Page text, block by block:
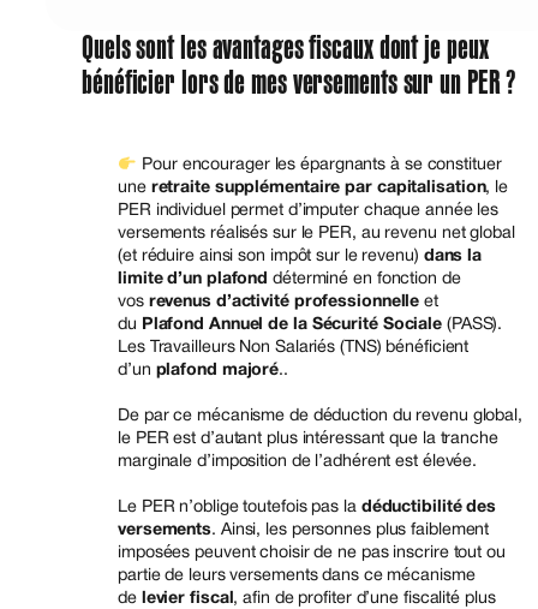
Quels sont les avantages fiscaux dont je peux
bénéficier lors de mes versements sur un PER ?
Pour encourager les épargnants à se constituer
une retraite supplémentaire par capitalisation, le
PER individuel permet d’imputer chaque année les
versements réalisés sur le PER, au revenu net global
(et réduire ainsi son impôt sur le revenu) dans la
limite d’un plafond déterminé en fonction de
vos revenus d’activité professionnelle et
du
Plafond Annuel de la Sécurité Sociale (PASS).
Les Travailleurs Non Salariés (TNS) bénéficient
d’un plafond majoré..
De par ce mécanisme de déduction du revenu global,
le PER est d’autant plus intéressant que la tranche
marginale d’imposition de l’adhérent est élevée.
Le PER n’oblige toutefois pas la déductibilité des
versements. Ainsi, les personnes plus faiblement
imposées peuvent choisir de ne pas inscrire tout ou
partie de leurs versements dans ce mécanisme
de
levier fiscal , afin de profiter d’une fiscalité plus